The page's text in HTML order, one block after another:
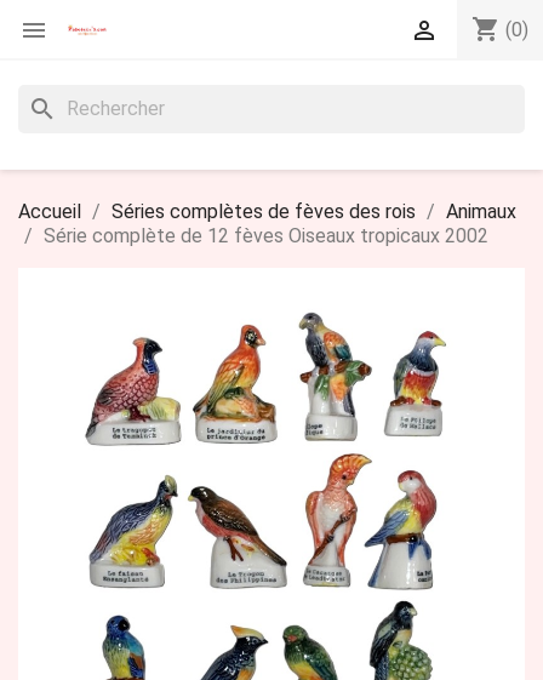
 shopping_cart (0)

search
Accueil Séries complètes de fèves des rois
Animaux
Série complète de 12 fèves Oiseaux tropicaux 2002